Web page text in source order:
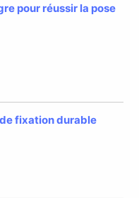
pour réussir la pose
fixation durable